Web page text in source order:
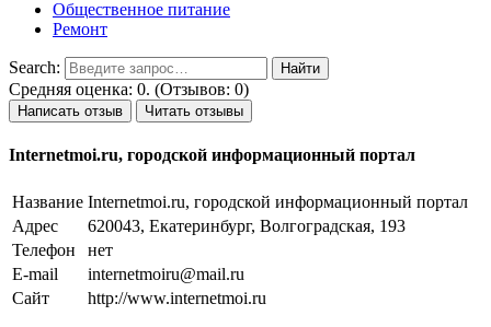
Общественное питание
Ремонт
Search:
Средняя оценка: 0. (Отзывов: 0)
Написать отзыв Читать отзывы
Internetmoi.ru, городской информационный портал
Название Internetmoi.ru, городской информационный портал
Адрес
620043, Екатеринбург, Волгоградская, 193
Телефон
нет
E-mail
internetmoiru@mail.ru
Сайт
http://www.internetmoi.ru